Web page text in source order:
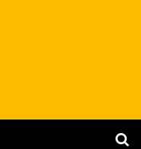
Busca